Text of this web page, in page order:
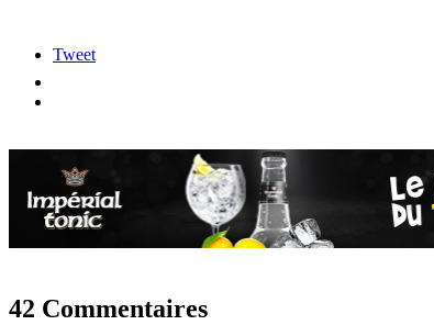
Tweet
42 Commentaires